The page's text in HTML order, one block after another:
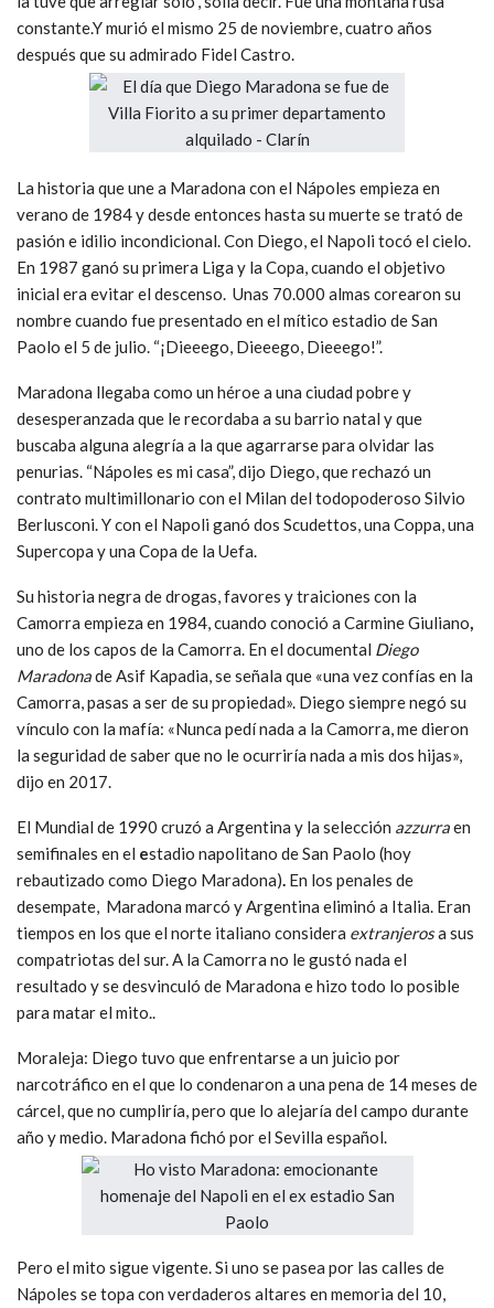
constante.Y murió el mismo 25 de noviembre, cuatro años
después que su admirado Fidel Castro.
La historia que une a Maradona con el Nápoles empieza en
verano de 1984 y desde entonces hasta su muerte se trató de
pasión e idilio incondicional. Con Diego, el Napoli tocó el cielo.
En 1987 ganó su primera Liga y la Copa, cuando el objetivo
inicial era evitar el descenso. Unas 70.000 almas corearon su
nombre cuando fue presentado en el mítico estadio de San
Paolo el 5 de julio. “¡Dieeego, Dieeego, Dieeego!”.
Maradona llegaba como un héroe a una ciudad pobre y
desesperanzada que le recordaba a su barrio natal y que
buscaba alguna alegría a la que agarrarse para olvidar las
penurias. “Nápoles es mi casa”, dijo Diego, que rechazó un
contrato multimillonario con el Milan del todopoderoso Silvio
Berlusconi. Y con el Napoli ganó dos Scudettos, una Coppa, una
Supercopa y una Copa de la Uefa.
Su historia negra de drogas, favores y traiciones con la
Camorra empieza en 1984, cuando conoció a Carmine Giuliano
uno de los capos de la Camorra. En el documental Diego
Maradonade Asif Kapadia, se señala que «una vez confías en la
Camorra, pasas a ser de su propiedad». Diego siempre negó su
vínculo con la mafía: «Nunca pedí nada a la Camorra, me dieron
la seguridad de saber que no le ocurriría nada a mis dos hijas»,
dijo en 2017.
El Mundial de 1990 cruzó a Argentina y la selección azzurraen
semifinales en el estadio napolitano de San Paolo (hoy
rebautizado como Diego Maradona) En los penales de
desempate, Maradona marcó y Argentina eliminó a Italia. Eran
tiempos en los que el norte italiano considera extranjerosa sus
compatriotas del sur. A la Camorra no le gustó nada el
resultado y se desvinculó de Maradona e hizo todo lo posible
para matar el mito..
Moraleja: Diego tuvo que enfrentarse a un juicio por
narcotráfico en el que lo condenaron a una pena de 14 meses de
cárcel, que no cumpliría, pero que lo alejaría del campo durante
año y medio. Maradona fichó por el Sevilla español.
Pero el mito sigue vigente. Si uno se pasea por las calles de
Nápoles se topa con verdaderos altares en memoria del 10,